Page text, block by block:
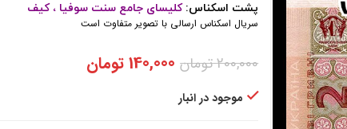
پشت اسکناس:کلیسای جامع سنت سوفیا ، کیف
سریال اسکناس ارسالی با تصویر متفاوت است
200,000تومان قیمت
140,000تومانقیمت
موجود در انبار